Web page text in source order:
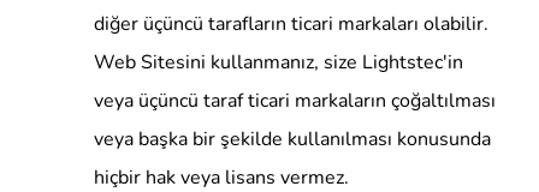
diğer üçüncü tarafların ticari markaları olabilir.
Web Sitesini kullanmanız, size Lightstec'in
veya üçüncü taraf ticari markaların çoğaltılması
veya başka bir şekilde kullanılması konusunda
hiçbir hak veya lisans vermez.